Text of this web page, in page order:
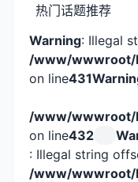
热门话题推荐
Warning: Illegal
/www/wwwroot/
on line431
/www/wwwroot/
on line432
: Illegal string
/www/wwwroot/